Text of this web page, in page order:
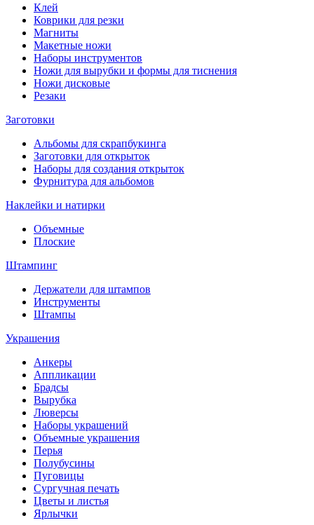
Клей
Коврики для резки
Магниты
Макетные ножи
Наборы инструментов
Ножи для вырубки и формы для тиснения
Ножи дисковые
Резаки
Заготовки
Альбомы для скрапбукинга
Заготовки для открыток
Наборы для создания открыток
Фурнитура для альбомов
Наклейки и натирки
Объемные
Плоские
Штампинг
Держатели для штампов
Инструменты
Штампы
Украшения
Анкеры
Аппликации
Брадсы
Вырубка
Люверсы
Наборы украшений
Объемные украшения
Перья
Полубусины
Пуговицы
Сургучная печать
Цветы и листья
Ярлычки